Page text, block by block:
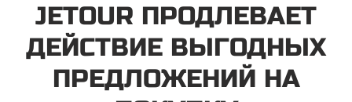
JETOUR ПРОДЛЕВАЕТ
ДЕЙСТВИЕ ВЫГОДНЫХ
ПРЕДЛОЖЕНИЙ НА